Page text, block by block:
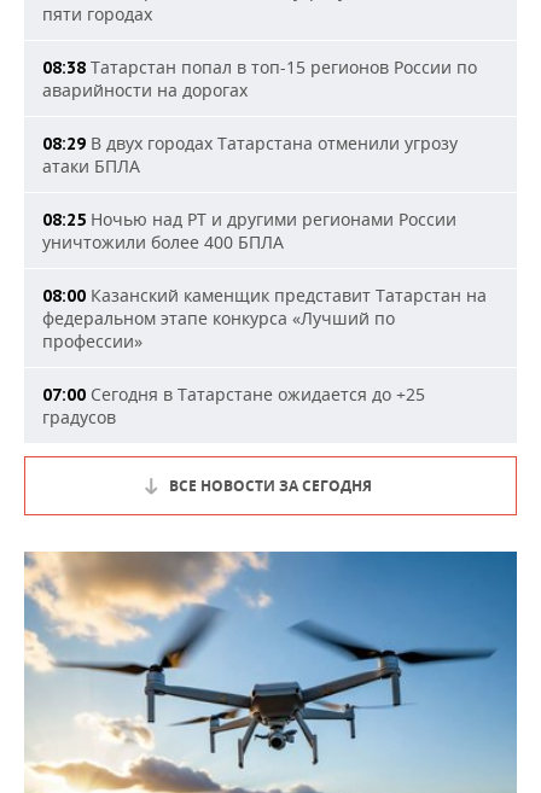
пяти городах
08:38 Татарстан попал в топ-15 регионов России по
аварийности на дорогах
08:29 В двух городах Татарстана отменили угрозу
атаки БПЛА
08:25 Ночью над РТ и другими регионами России
уничтожили более 400 БПЛА
08:00 Казанский каменщик представит Татарстан на
федеральном этапе конкурса «Лучший по
профессии»
07:00 Сегодня в Татарстане ожидается до +25
градусов
ВСЕ НОВОСТИ ЗА СЕГОДНЯ